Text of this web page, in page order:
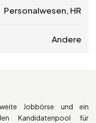
Personalwesen, HR
Andere
Jobbörse und ein
Kandidatenpool für